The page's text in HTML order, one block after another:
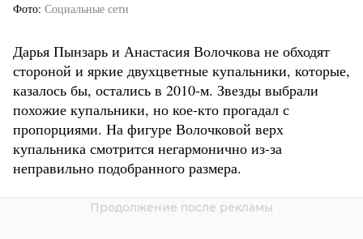
Фото Социальные сети
Дарья Пынзарь и Анастасия Волочкова не обходят
стороной и яркие двухцветные купальники, которые,
казалось бы, остались в 2010-м. Звезды выбрали
похожие купальники, но кое-кто прогадал с
пропорциями. На фигуре Волочковой верх
купальника смотрится негармонично из-за
неправильно подобранного размера.